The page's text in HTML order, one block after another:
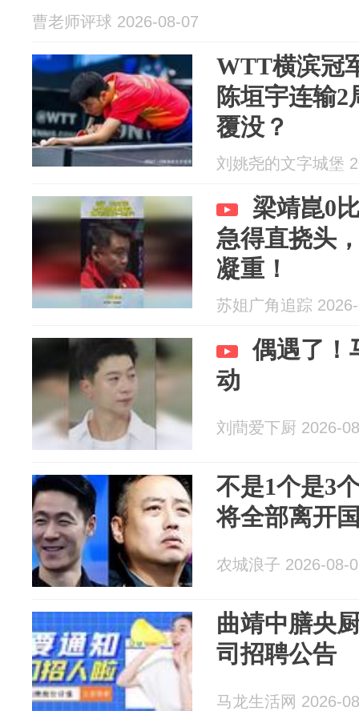
曹老师评球 2026-08-07
WTT横滨冠
陈垣宇连输
覆没？
刘姚尧的文字城堡
梁靖崑0
急得直挠头
凝重！
苏姐广角追踪
偶遇了！
动
刘蕳爱下厨 2026-
不是1个是3
将全部离开
农城浪子 2026-08-
曲靖中膳央
司招聘公告
马龙生活网 2026-